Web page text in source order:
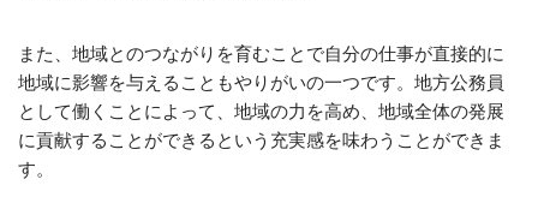
また、地域とのつながりを育むことで自分の仕事が直接的に
地域に影響を与えることもやりがいの一つです。地方公務員
として働くことによって、地域の力を高め、地域全体の発展
に貢献することができるという充実感を味わうことができま
す。